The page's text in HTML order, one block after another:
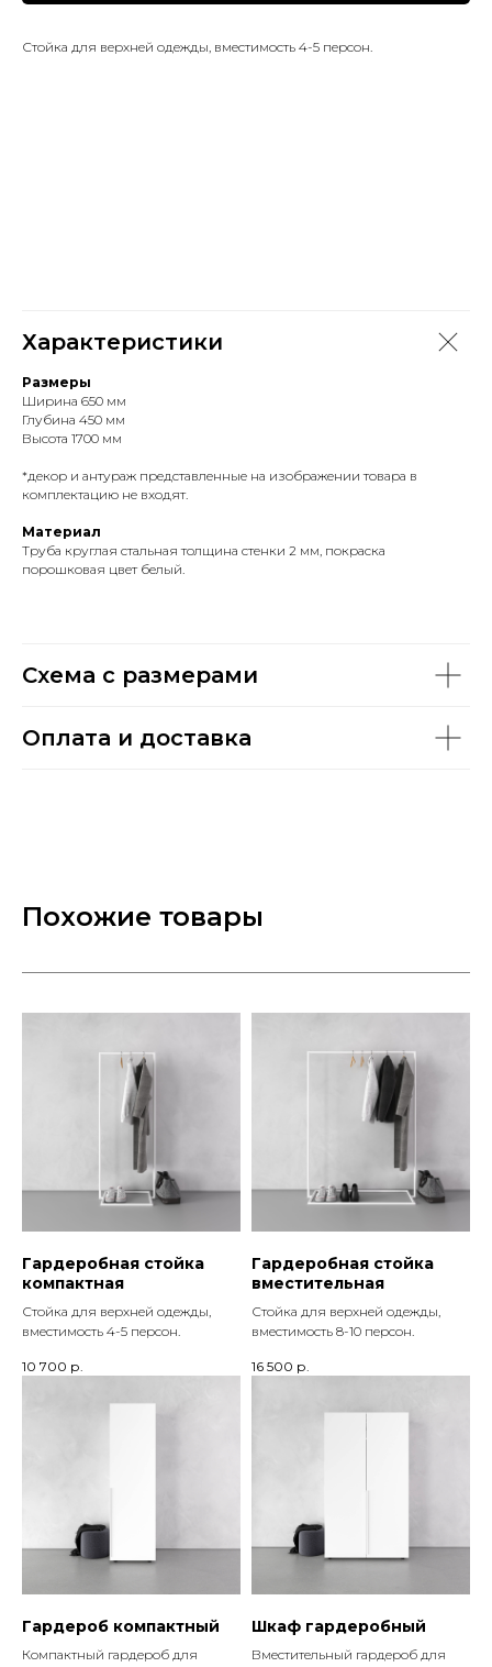
Стойка для верхней одежды, вместимость 4-5 персон.
Характеристики
Размеры
Ширина 650 мм
Глубина 450 мм
Высота 1700 мм
*декор и антураж представленные на изображении товара в
комплектацию не входят.
Материал
Труба круглая стальная толщина стенки 2 мм, покраска
порошковая цвет белый.
Схема с размерами
Оплата и доставка
Похожие товары
Гардеробная стойка
компактная
Стойка для верхней одежды,
вместимость 4-5 персон.
10 700 р.
Гардеробная стойка
вместительная
Стойка для верхней одежды,
вместимость 8-10 персон.
16 500 р.
Гардероб компактный
Компактный гардероб для
Шкаф гардеробный
Вместительный гардероб для